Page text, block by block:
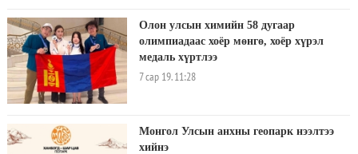
Олон улсын химийн 58 дугаар
олимпиадаас хоёр мөнгө, хоёр хүрэл
медаль хүртлээ
7 сар 19. 11:28
Монгол Улсын анхны геопарк нээлтээ
хийнэ